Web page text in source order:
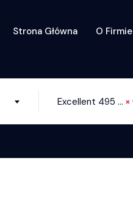
Strona Główna O Firmie
×
Excellent 495 UL